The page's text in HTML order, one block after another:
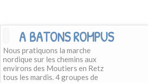
A BATONS ROMPUS
Nous pratiquons la marche
nordique sur les chemins aux
environs des Moutiers en Retz
tous les mardis. 4 groupes de